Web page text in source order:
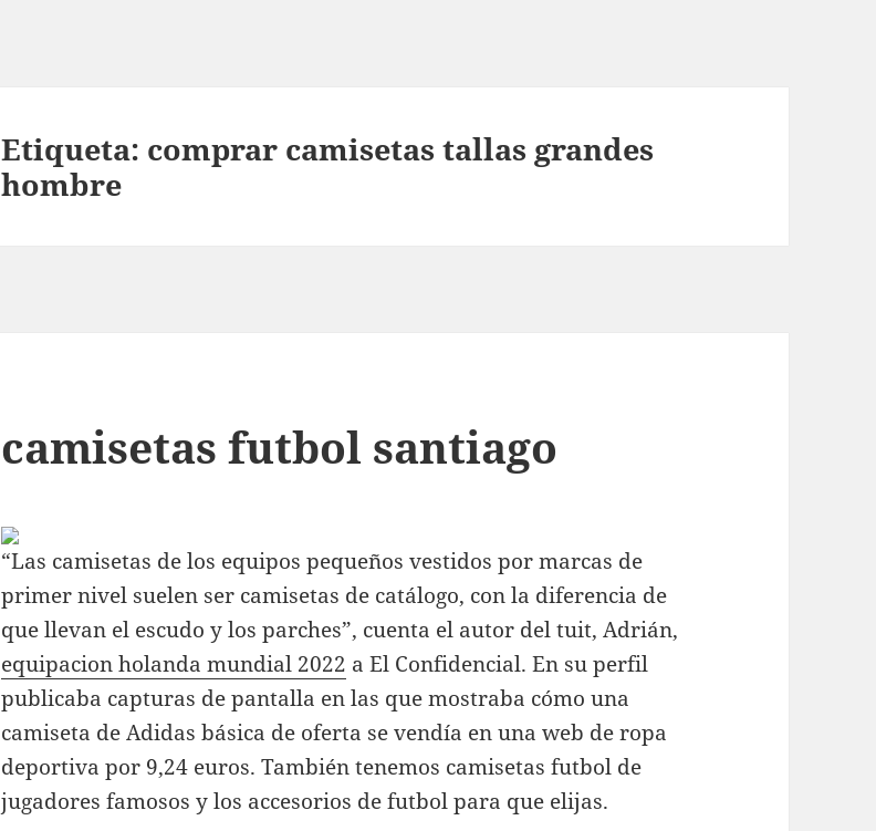
Etiqueta: comprar camisetas tallas grandes
hombre
camisetas futbol santiago
“Las camisetas de los equipos pequeños vestidos por marcas de
primer nivel suelen ser camisetas de catálogo, con la diferencia de
que llevan el escudo y los parches”, cuenta el autor del tuit, Adrián,
equipacion holanda mundial 2022 a El Confidencial. En su perfil
publicaba capturas de pantalla en las que mostraba cómo una
camiseta de Adidas básica de oferta se vendía en una web de ropa
deportiva por 9,24 euros. También tenemos camisetas futbol de
jugadores famosos y los accesorios de futbol para que elijas.